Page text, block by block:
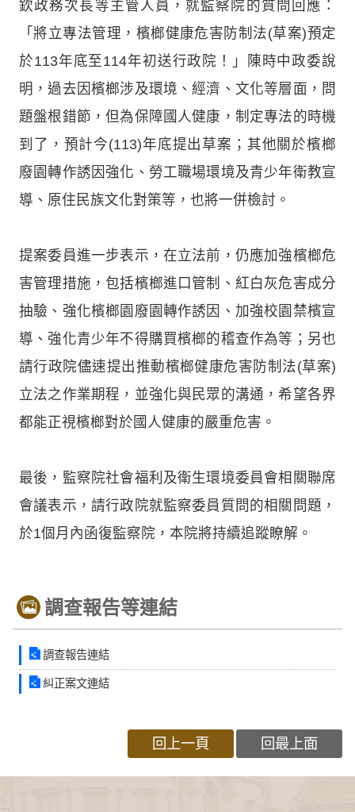
欽政務次長等主管人員，就監察院的質問回應：
「將立專法管理，檳榔健康危害防制法(草案)預定
於113年底至114年初送行政院！」陳時中政委說
明，過去因檳榔涉及環境、經濟、文化等層面，問
題盤根錯節，但為保障國人健康，制定專法的時機
到了，預計今(113)年底提出草案；其他關於檳榔
廢園轉作誘因強化、勞工職場環境及青少年衛教宣
導、原住民族文化對策等，也將一併檢討。
提案委員進一步表示，在立法前，仍應加強檳榔危
害管理措施，包括檳榔進口管制、紅白灰危害成分
抽驗、強化檳榔園廢園轉作誘因、加強校園禁檳宣
導、強化青少年不得購買檳榔的稽查作為等；另也
請行政院儘速提出推動檳榔健康危害防制法(草案)
立法之作業期程，並強化與民眾的溝通，希望各界
都能正視檳榔對於國人健康的嚴重危害。
最後，監察院社會福利及衛生環境委員會相關聯席
會議表示，請行政院就監察委員質問的相關問題，
於1個月內函復監察院，本院將持續追蹤瞭解。
調查報告等連結
調查報告連結
糾正案文連結
回上一頁 回最上面